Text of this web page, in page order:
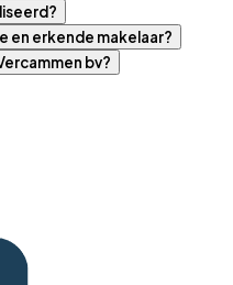
en erkende makelaar?
bv?